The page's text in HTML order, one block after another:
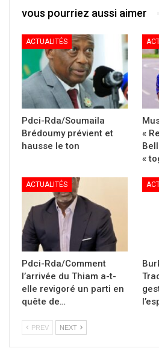
vous pourriez aussi aimer
ACTUALITÉS
Pdci-Rda/Soumaila
Brédoumy prévient et
hausse le ton
«
«
ACTUALITÉS
Pdci-Rda/Comment
l’arrivée du Thiam a-t-
elle revigoré un parti en
quête de…
PREV NEXT